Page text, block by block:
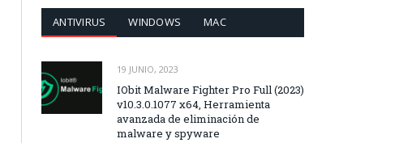
ANTIVIRUS WINDOWS MAC
19 JUNIO, 2023
IObit Malware Fighter Pro Full (2023)
v10.3.0.1077 x64, Herramienta
avanzada de eliminación de
malware y spyware